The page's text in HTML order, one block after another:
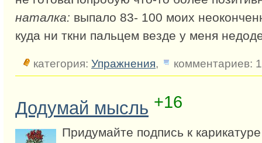
наталка: выпало 83- 100 моих
куда ни ткни пальцем везде у меня
категория: Упражнения, комментариев:
Додумай мысль +16
Придумайте подпись к карикатуре